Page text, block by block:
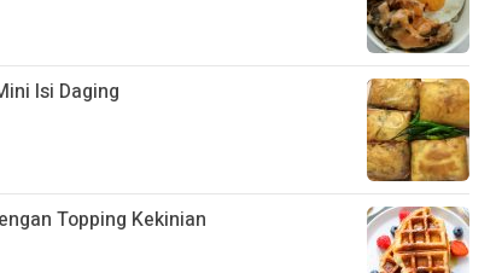
Isi Daging
Topping Kekinian